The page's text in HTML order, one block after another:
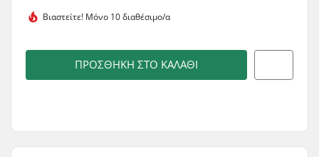
Βιαστείτε! Μόνο 10 διαθέσιμο/α
ΠΡΟΣΘΉΚΗ ΣΤΟ ΚΑΛΆΘΙ